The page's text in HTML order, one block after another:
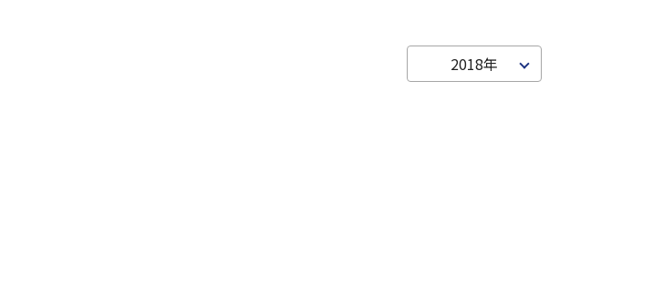
2018年